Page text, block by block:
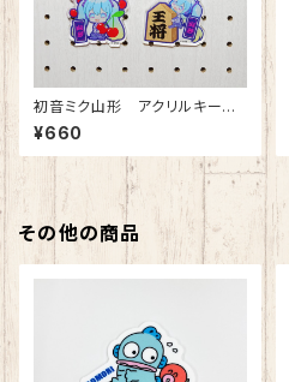
初音ミク山形 アクリルキーホ
ルダー
¥660
その他の商品